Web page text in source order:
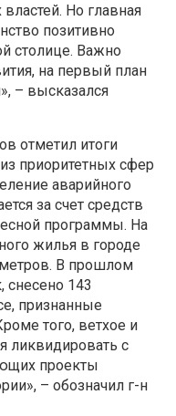
Но главная
позитивно
столице. Важно
на первый план
– высказался
отметил итоги
приоритетных сфер
аварийного
за счет средств
программы. На
жилья в городе
метров. В прошлом
снесено 143
признанные
того, ветхое и
ликвидировать с
проекты
– обозначил г-н